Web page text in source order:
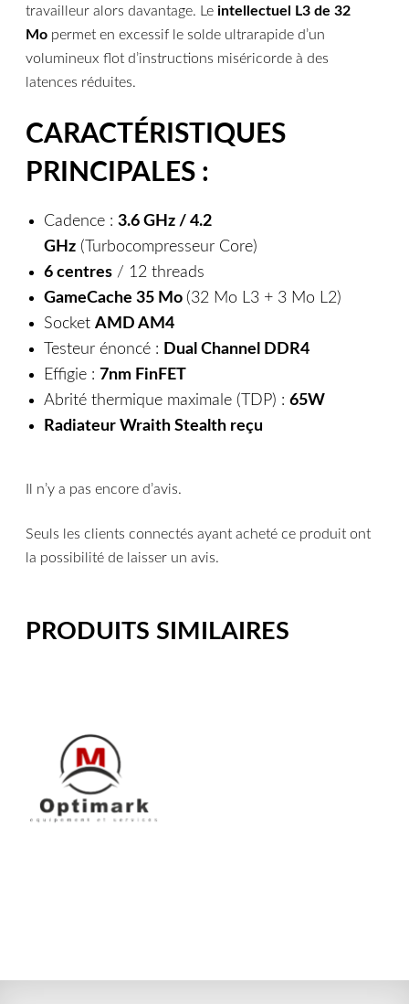
travailleur alors davantage. Leintellectuel L3 de 32
Mo permet en excessif le solde ultrarapide d’un
volumineux flot d’instructions miséricorde à des
latences réduites.
CARACTÉRISTIQUES
PRINCIPALES :
Cadence : 3.6 GHz / 4.2
GHz(Turbocompresseur Core)
6 centres/ 12 threads
GameCache 35 Mo (32 Mo L3 + 3 Mo L2)
Socket AMD AM4
Testeur énoncé : Dual Channel DDR4
Effigie : 7nm FinFET
Abrité thermique maximale (TDP) : 65W
Radiateur Wraith Stealth reçu
Il n’y a pas encore d’avis.
Seuls les clients connectés ayant acheté ce produit ont
la possibilité de laisser un avis.
PRODUITS SIMILAIRES